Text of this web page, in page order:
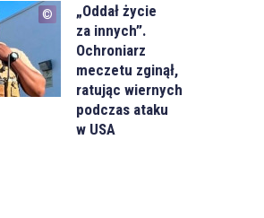
„Oddał życie
za innych”.
Ochroniarz
meczetu zginął,
ratując wiernych
podczas ataku
w USA